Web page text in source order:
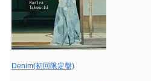
Denim(初回限定盤)